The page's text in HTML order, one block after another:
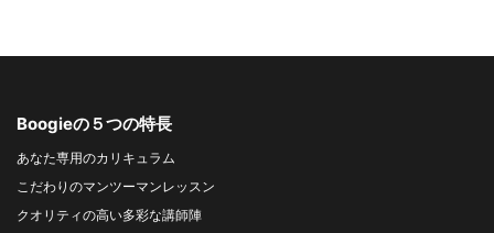
Boogieの５つの特長
あなた専用のカリキュラム
こだわりのマンツーマンレッスン
クオリティの高い多彩な講師陣